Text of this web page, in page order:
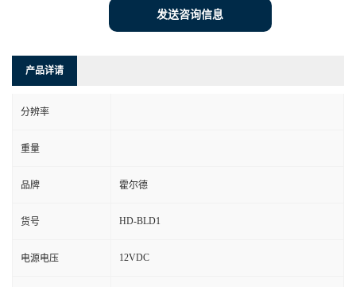
发送咨询信息
产品详请
分辨率
重量
品牌 霍尔德
货号 HD-BLD1
电源电压 12VDC